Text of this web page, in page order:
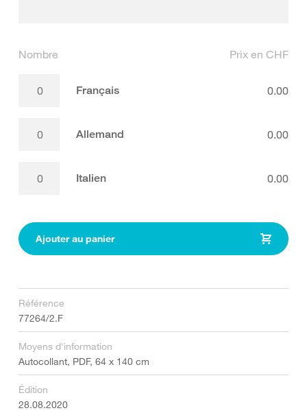
Nombre Prix en CHF
Français 0.00
Allemand 0.00
Italien 0.00
Ajouter au panier
Référence
77264/2.F
Moyens d'information
Autocollant, PDF, 64 x 140 cm
Édition
28.08.2020